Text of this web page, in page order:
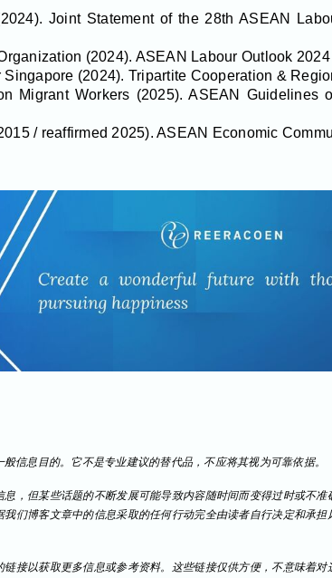
Joint Statement of the 28th ASEAN
(2024). ASEAN Labour Outlook
Singapore (2024). Tripartite Cooperation &
Migrant Workers (2025). ASEAN Guidelines
/ reaffirmed 2025). ASEAN Economic
信息目的。它不是专业建议的替代品，不应将其视为可靠依据。
，但某些话题的不断发展可能导致内容随时间而变得过时或不
们博客文章中的信息采取的任何行动完全由读者自行决定和承
接以获取更多信息或参考资料。这些链接仅供方便，不意味着